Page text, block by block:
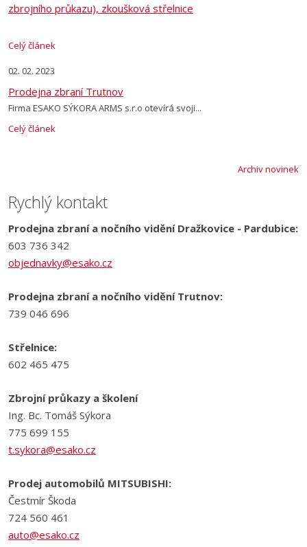
zbrojního průkazu), zkoušková střelnice
Celý článek
02. 02. 2023
Prodejna zbraní Trutnov
Firma ESAKO SÝKORA ARMS s.r.o otevírá svoji...
Celý článek
Archiv novinek
Rychlý kontakt
Prodejna zbraní a nočního vidění Dražkovice - Pardubice:
603 736 342
objednavky@esako.cz
Prodejna zbraní a nočního vidění Trutnov:
739 046 696
Střelnice:
602 465 475
Zbrojní průkazy a školení
Ing. Bc. Tomáš Sýkora
775 699 155
t.sykora@esako.cz
Prodej automobilů MITSUBISHI:
Čestmír Škoda
724 560 461
auto@esako.cz